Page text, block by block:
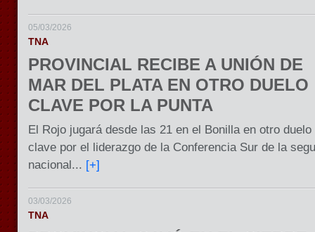
05/03/2026
TNA
PROVINCIAL RECIBE A UNIÓN DE
MAR DEL PLATA EN OTRO DUELO
CLAVE POR LA PUNTA
El Rojo jugará desde las 21 en el Bonilla en otro duelo
clave por el liderazgo de la Conferencia Sur de la
nacional... [+]
03/03/2026
TNA